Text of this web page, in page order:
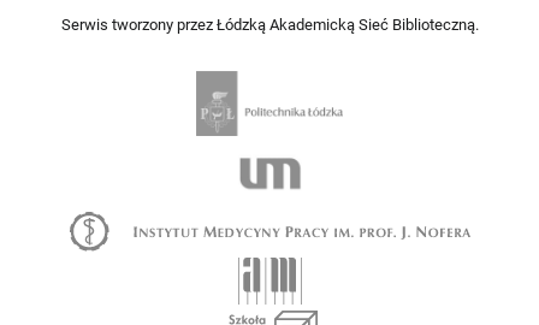
Serwis tworzony przez Łódzką Akademicką Sieć Biblioteczną.